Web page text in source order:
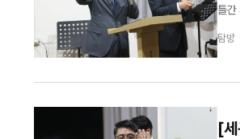
틀간 계
미크
며
탐방
[